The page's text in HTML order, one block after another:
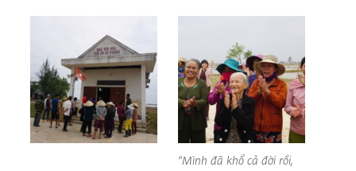
“Mình đã khổ cả đời rồi,